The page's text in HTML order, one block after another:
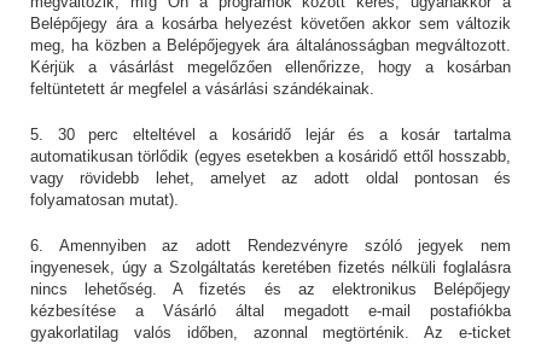
Belépőjegy ára a kosárba helyezést követően akkor sem változik
meg, ha közben a Belépőjegyek ára általánosságban megváltozott.
Kérjük a vásárlást megelőzően ellenőrizze, hogy a kosárban
feltüntetett ár megfelel a vásárlási szándékainak.
5. 30 perc elteltével a kosáridő lejár és a kosár tartalma
automatikusan törlődik (egyes esetekben a kosáridő ettől hosszabb,
vagy rövidebb lehet, amelyet az adott oldal pontosan és
folyamatosan mutat).
6. Amennyiben az adott Rendezvényre szóló jegyek nem
ingyenesek, úgy a Szolgáltatás keretében fizetés nélküli foglalásra
nincs lehetőség. A fizetés és az elektronikus Belépőjegy
kézbesítése a Vásárló által megadott e-mail postafiókba
gyakorlatilag valós időben, azonnal megtörténik. Az e-ticket